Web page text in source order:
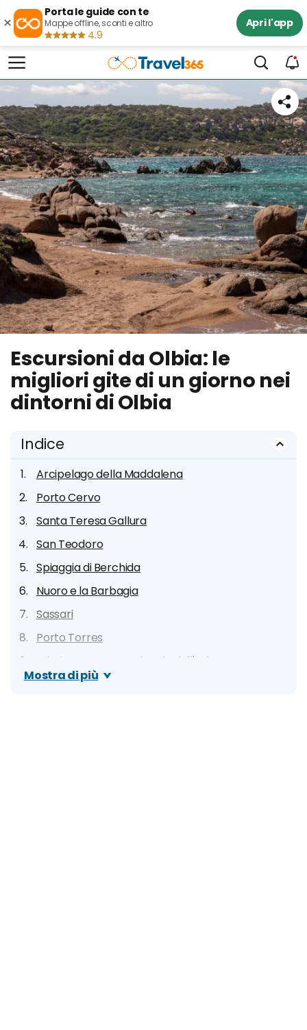
×
Porta le guide con te
Mappe offline, sconti e altro
4.9
Apri l'app
Escursioni da Olbia: le
migliori gite di un giorno nei
dintorni di Olbia
Indice
Arcipelago della Maddalena
Porto Cervo
Santa Teresa Gallura
San Teodoro
Spiaggia di Berchida
Nuoro e la Barbagia
Sassari
Porto Torres
Stintino e Parco Nazionale dell'Asinara
Mostra di più